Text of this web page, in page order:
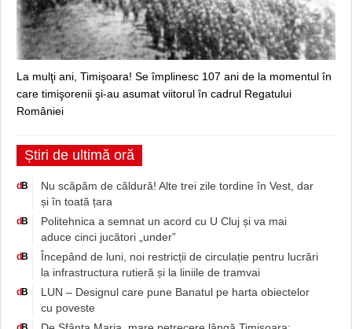
La mulţi ani, Timişoara! Se împlinesc 107 ani de la momentul în
care timişorenii şi-au asumat viitorul în cadrul Regatului
României
Știri de ultimă oră
d B
Nu scăpăm de căldură! Alte trei zile tordine în Vest, dar
și în toată țara
d B
Politehnica a semnat un acord cu U Cluj și va mai
aduce cinci jucători „under”
d B
Începând de luni, noi restricții de circulație pentru lucrări
la infrastructura rutieră și la liniile de tramvai
d B
LUN – Designul care pune Banatul pe harta obiectelor
cu poveste